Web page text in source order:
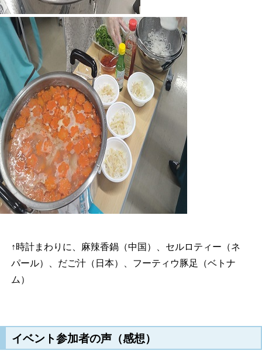
↑時計まわりに、麻辣香鍋（中国）、セルロティー（ネ
パール）、だご汁（日本）、フーティウ豚足（ベトナ
ム）
イベント参加者の声（感想）